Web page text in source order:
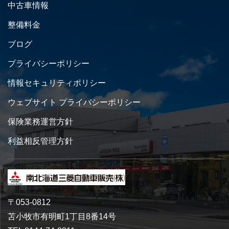
中古車情報
整備料金
ブログ
プライバシーポリシー
情報セキュリティポリシー
ウェブサイト プライバシーポリシー
保険業務運営方針
利益相反管理方針
〒053-0812
苫小牧市有明町1丁目8番14号